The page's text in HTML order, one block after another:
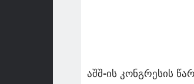
აშშ-ის კონგრესის